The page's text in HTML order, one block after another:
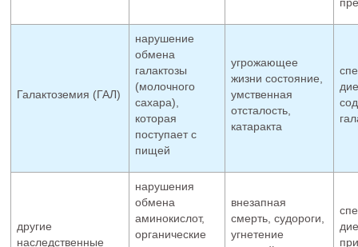
Галактоземия (ГАЛ)
нарушение
обмена
галактозы
(молочного
сахара),
которая
поступает с
пищей
угрожающее
жизни состояние,
умственная
отсталость,
катаракта
другие
наследственные
нарушения
обмена
аминокислот,
органические
внезапная
смерть, судороги,
угнетение